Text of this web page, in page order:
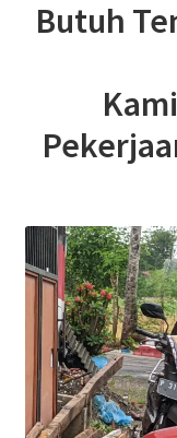
Butuh